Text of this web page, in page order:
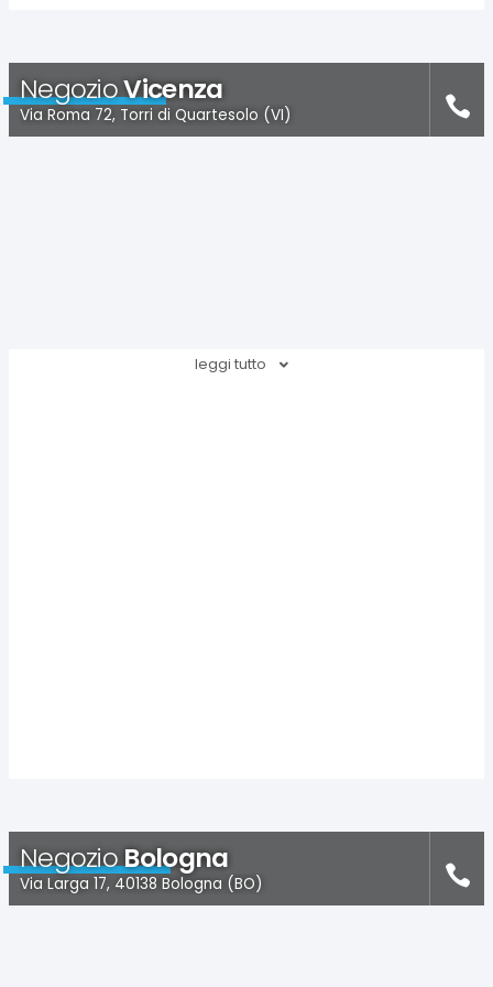
NegozioVicenza
Via Roma 72, Torri di Quartesolo (VI)
leggi tutto
NegozioBologna
Via Larga 17, 40138 Bologna (BO)